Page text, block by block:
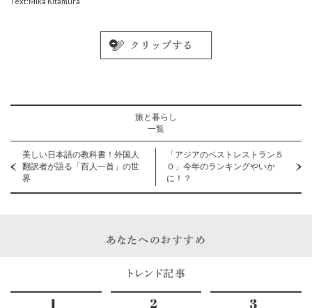
旅と暮らし
一覧
美しい日本語の教科書！外国人
翻訳者が語る「百人一首」の世
界
「アジアのベストレストラン５
０」今年のランキングやいか
に！？
あなたへのおすすめ
トレンド記事